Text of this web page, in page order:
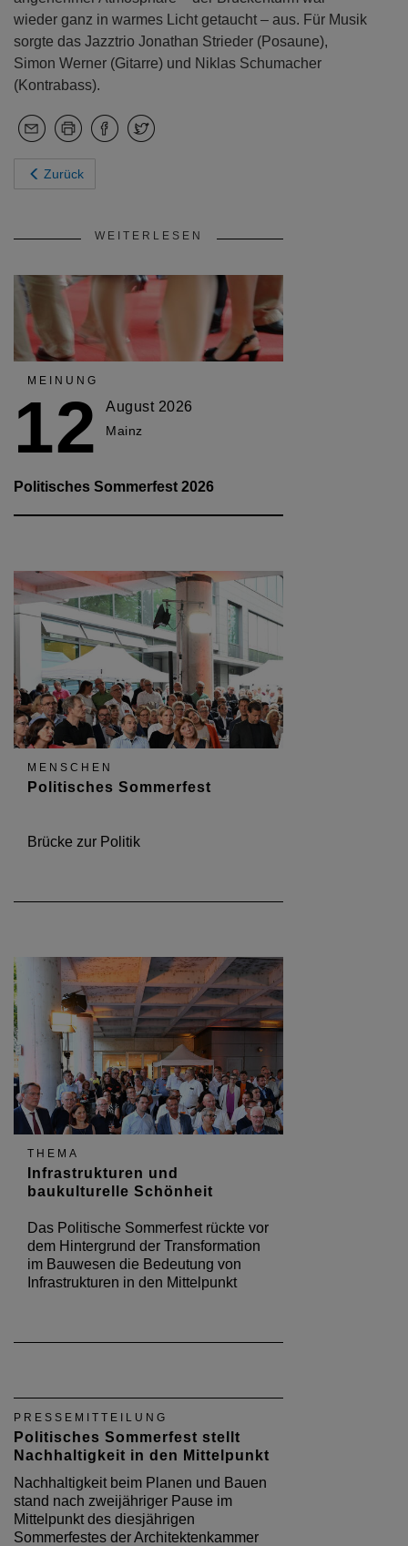
wieder ganz in warmes Licht getaucht – aus. Für Musik
sorgte das Jazztrio Jonathan Strieder (Posaune),
Simon Werner (Gitarre) und Niklas Schumacher
(Kontrabass).
Zurück
WEITERLESEN
MEINUNG
12 August 2026
Mainz
Politisches Sommerfest 2026
MENSCHEN
Politisches Sommerfest
Brücke zur Politik
THEMA
Infrastrukturen und
baukulturelle Schönheit
Das Politische Sommerfest rückte vor
dem Hintergrund der Transformation
im Bauwesen die Bedeutung von
Infrastrukturen in den Mittelpunkt
PRESSEMITTEILUNG
Politisches Sommerfest stellt
Nachhaltigkeit in den Mittelpunkt
Nachhaltigkeit beim Planen und Bauen
stand nach zweijähriger Pause im
Mittelpunkt des diesjährigen
Sommerfestes der Architektenkammer